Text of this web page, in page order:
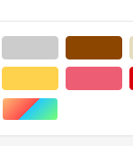
系
ゴールド/金色系マルチカラー